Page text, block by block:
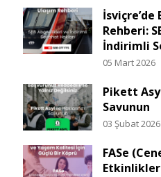
İsviçre’de
Rehberi:
İndirimli
05 Mart 2026
Pikett
Savunun
03 Şubat 2026
FASe
Etkinlikler